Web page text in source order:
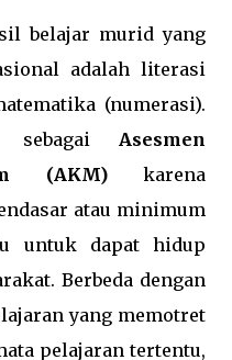
belajar murid yang
adalah literasi
(numerasi).
Asesmen
(AKM)karena
atau minimum
untuk dapat hidup
Berbeda dengan
yang memotret
pelajaran tertentu,